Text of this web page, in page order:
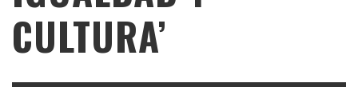
CULTURA’